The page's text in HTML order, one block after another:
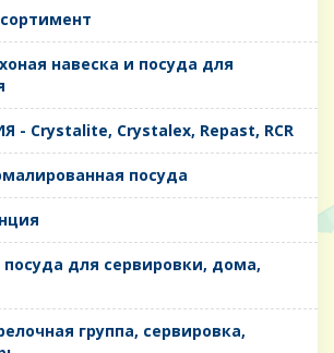
навеска и посуда для
- Crystalite, Crystalex, Repast, RCR
посуда
- посуда для сервировки, дома,
группа, сервировка,